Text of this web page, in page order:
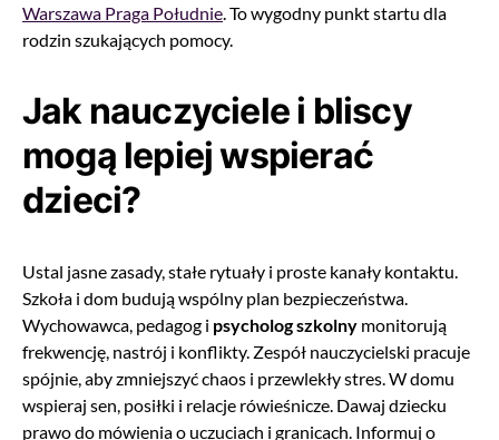
Warszawa Praga Południe . To wygodny punkt startu dla
rodzin szukających pomocy.
Jak nauczyciele i bliscy
mogą lepiej wspierać
dzieci?
Ustal jasne zasady, stałe rytuały i proste kanały kontaktu.
Szkoła i dom budują wspólny plan bezpieczeństwa.
Wychowawca, pedagog i psycholog szkolny monitorują
frekwencję, nastrój i konflikty. Zespół nauczycielski pracuje
spójnie, aby zmniejszyć chaos i przewlekły stres. W domu
wspieraj sen, posiłki i relacje rówieśnicze. Dawaj dziecku
prawo do mówienia o uczuciach i granicach. Informuj o